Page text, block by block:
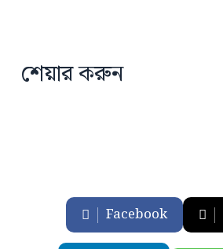
শেয়ার করুন
Facebook